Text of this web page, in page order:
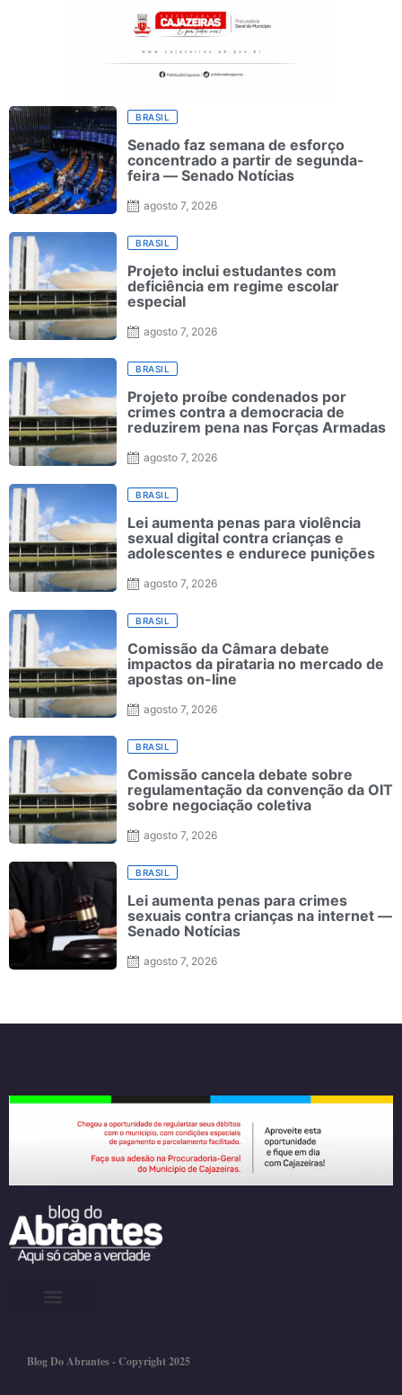
BRASIL
Senado faz semana de esforço
concentrado a partir de segunda-
feira — Senado Notícias
agosto 7, 2026
BRASIL
Projeto inclui estudantes com
deficiência em regime escolar
especial
agosto 7, 2026
BRASIL
Projeto proíbe condenados por
crimes contra a democracia de
reduzirem pena nas Forças Armadas
agosto 7, 2026
BRASIL
Lei aumenta penas para violência
sexual digital contra crianças e
adolescentes e endurece punições
agosto 7, 2026
BRASIL
Comissão da Câmara debate
impactos da pirataria no mercado de
apostas on-line
agosto 7, 2026
BRASIL
Comissão cancela debate sobre
regulamentação da convenção da OIT
sobre negociação coletiva
agosto 7, 2026
BRASIL
Lei aumenta penas para crimes
sexuais contra crianças na internet —
Senado Notícias
agosto 7, 2026
Blog Do Abrantes - Copyright 2025